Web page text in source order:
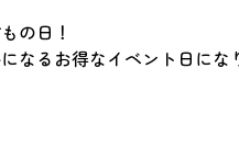
の日！
なるお得なイベント日にな